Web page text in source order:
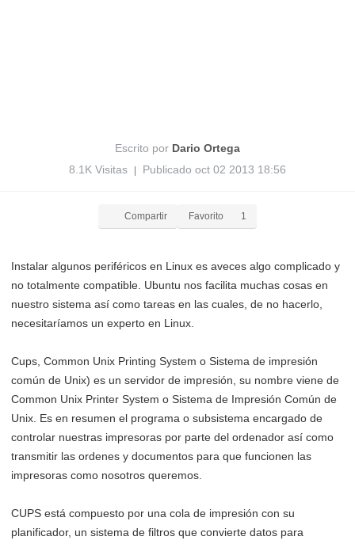
Escrito por Dario Ortega
8.1K Visitas
Publicado oct 02 2013 18:56
Compartir Favorito 1
Instalar algunos periféricos en Linux es aveces algo complicado y
no totalmente compatible. Ubuntu nos facilita muchas cosas en
nuestro sistema así como tareas en las cuales, de no hacerlo,
necesitaríamos un experto en Linux.
Cups, Common Unix Printing System o Sistema de impresión
común de Unix) es un servidor de impresión, su nombre viene de
Common Unix Printer System o Sistema de Impresión Común de
Unix. Es en resumen el programa o subsistema encargado de
controlar nuestras impresoras por parte del ordenador así como
transmitir las ordenes y documentos para que funcionen las
impresoras como nosotros queremos.
CUPS está compuesto por una cola de impresión con su
planificador, un sistema de filtros que convierte datos para